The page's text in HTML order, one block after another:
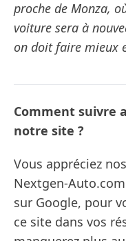
proche de Monza,
voiture sera à
on doit faire mieux
Comment suivre
notre site ?
Vous appréciez
Nextgen-
sur Google, pour
ce site dans vos